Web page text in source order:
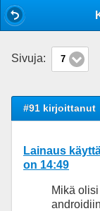
Sivuja: 7
#91 kirjoittanut
Lainaus
on 14:49
Mikä